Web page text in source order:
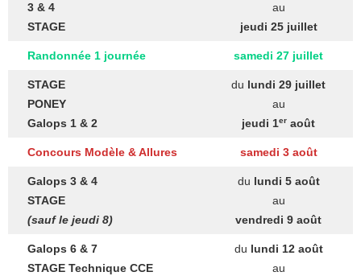
3 & 4
STAGE
au
jeudi 25 juillet
Randonnée 1 journée samedi 27 juillet
STAGE
PONEY
Galops 1 & 2
du lundi 29 juillet
au
jeudi 1er août
Concours Modèle & Allures samedi 3 août
Galops 3 & 4
STAGE
(sauf le jeudi 8)
du lundi 5 août
au
vendredi 9 août
Galops 6 & 7
STAGE Technique CCE
du lundi 12 août
au